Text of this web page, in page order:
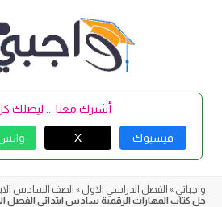
أشترك معنا ... ليصلك
فيسبوك X
واجباتي » الفصل الدراسي الاول » الصف السادس
حل كتاب المهارات الرقمية سادس ابتدائي الفصل الاول 1446